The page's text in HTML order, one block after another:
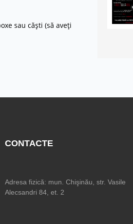
sau căști (să aveți
CONTACTE
Adresa fizică: mun. Chişinău, str. Vasile
Alecsandri 84, et. 2